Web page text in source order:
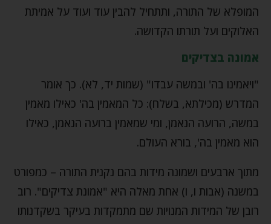
המופלא של התורה, ותתחיל להבין עוד ועוד על אמיתת
האלוקים ועל תורתו הקדושה.
אמונה בצדיקים
"ויאמינו בה' ובמשה עבדו" (שמות יד, לא). כך אומר
המדרש (מכילתא, בשלח): כל המאמין בה' כאילו מאמין
במשה, הרועה הנאמן, ומי שמאמין ברועה הנאמן, כאילו
הוא מאמין בה', בורא העולם.
מתוך ארבעים ושמונה מידות בהם נקנית התורה – כמפורט
במשנה (אבות ו, ו) אחת מאלה היא "אמונת צדיקים". רוב
רובן של המידות המנויות שם מתמקדות בעיקר בשקדנותו